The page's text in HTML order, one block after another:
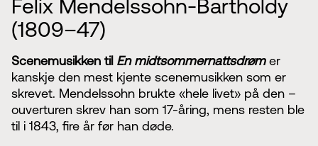
Felix Mendelssohn-Bartholdy
(1809–47)
Scenemusikken til En midtsommernattsdrømer
kanskje den mest kjente scenemusikken som er
skrevet. Mendelssohn brukte «hele livet» på den –
ouverturen skrev han som 17-åring, mens resten ble
til i 1843, fire år før han døde.